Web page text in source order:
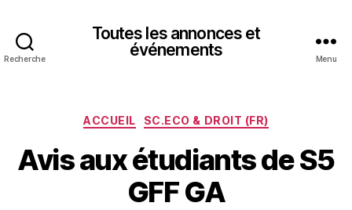
Recherche
Toutes les annonces et
événements
Menu
Catégories
ACCUEIL SC.ECO & DROIT (FR)
Avis aux étudiants de S5
GFF GA